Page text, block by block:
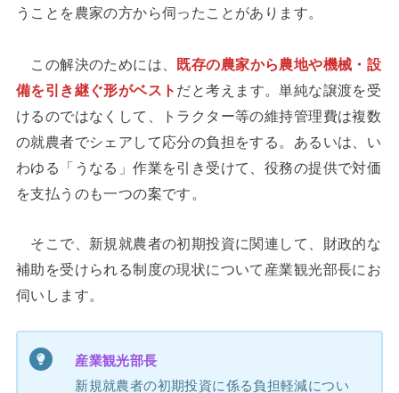
うことを農家の方から伺ったことがあります。
この解決のためには、 既存の農家から農地や機械・設
備を引き継ぐ形がベストだと考えます。単純な譲渡を受
けるのではなくして、トラクター等の維持管理費は複数
の就農者でシェアして応分の負担をする。あるいは、い
わゆる「うなる」作業を引き受けて、役務の提供で対価
を支払うのも一つの案です。
そこで、新規就農者の初期投資に関連して、財政的な
補助を受けられる制度の現状について産業観光部長にお
伺いします。
産業観光部長
新規就農者の初期投資に係る負担軽減につい